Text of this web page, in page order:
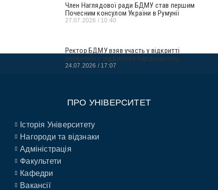
Член Наглядової ради БДМУ став першим
Почесним консулом України в Румунії
27.07.2026 10:40
Ректор БДМУ взяв участь у відкритті
оновленого відділення Кардіоцентру
24.07.2026 17:07
ПРО УНІВЕРСИТЕТ
Історія Університету
Нагороди та відзнаки
Адміністрація
Факультети
Кафедри
Вакансії